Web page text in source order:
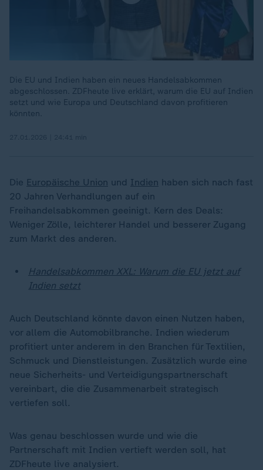
Die EU und Indien haben ein neues Handelsabkommen
abgeschlossen. ZDFheute live erklärt, warum die EU auf Indien
setzt und wie Europa und Deutschland davon profitieren
könnten.
Die Europäische Union und Indien haben sich nach fast
20 Jahren Verhandlungen auf ein
Freihandelsabkommen geeinigt. Kern des Deals:
Weniger Zölle, leichterer Handel und besserer Zugang
zum Markt des anderen.
Handelsabkommen XXL: Warum die EU jetzt auf
Indien setzt
Auch Deutschland könnte davon einen Nutzen haben,
vor allem die Automobilbranche. Indien wiederum
profitiert unter anderem in den Branchen für Textilien,
Schmuck und Dienstleistungen. Zusätzlich wurde eine
neue Sicherheits- und Verteidigungspartnerschaft
vereinbart, die die Zusammenarbeit strategisch
vertiefen soll.
Was genau beschlossen wurde und wie die
Partnerschaft mit Indien vertieft werden soll, hat
ZDFheute live analysiert.